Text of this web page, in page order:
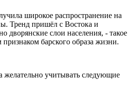
широкое распространение на
Тренд пришёл с Востока и
дворянские слои населения, - такое
барского образа жизни.
желательно учитывать следующие